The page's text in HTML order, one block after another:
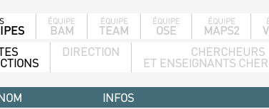
ÉQUIPE
BAM
ÉQUIPE
TEAM
ÉQUIPE
OSE
ÉQUIPE
MAPS2
DIRECTION CHERCHEURS
ET ENSEIGNANTS
INFOS